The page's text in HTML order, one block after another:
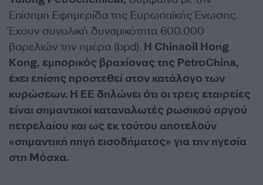
Επίσημη Εφημερίδα της Ευρωπαϊκής Ένωσης.
Έχουν συνολική δυναμικότητα 600.000
βαρελιών την ημέρα (bpd). Η Chinaoil Hong
Kong, εμπορικός βραχίονας της PetroChina,
έχει επίσης προστεθεί στον κατάλογο των
κυρώσεων. Η ΕΕ δηλώνει ότι οι τρεις εταιρείες
είναι σημαντικοί καταναλωτές ρωσικού αργού
πετρελαίου και ως εκ τούτου αποτελούν
«σημαντική πηγή εισοδήματος» για την ηγεσία
στη Μόσχα.